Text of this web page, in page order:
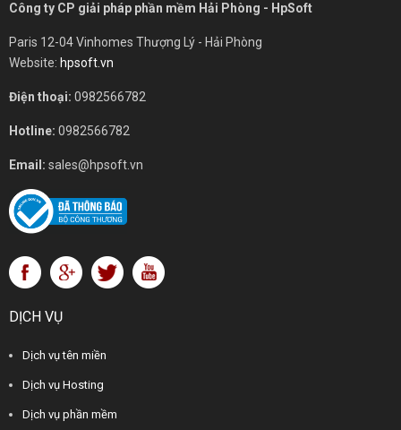
Công ty CP giải pháp phần mềm Hải Phòng - HpSoft
Paris 12-04 Vinhomes Thượng Lý - Hải Phòng
Website: hpsoft.vn
Điện thoại: 0982566782
Hotline: 0982566782
Email: sales@hpsoft.vn
DỊCH VỤ
Dịch vụ tên miền
Dịch vụ Hosting
Dịch vụ phần mềm